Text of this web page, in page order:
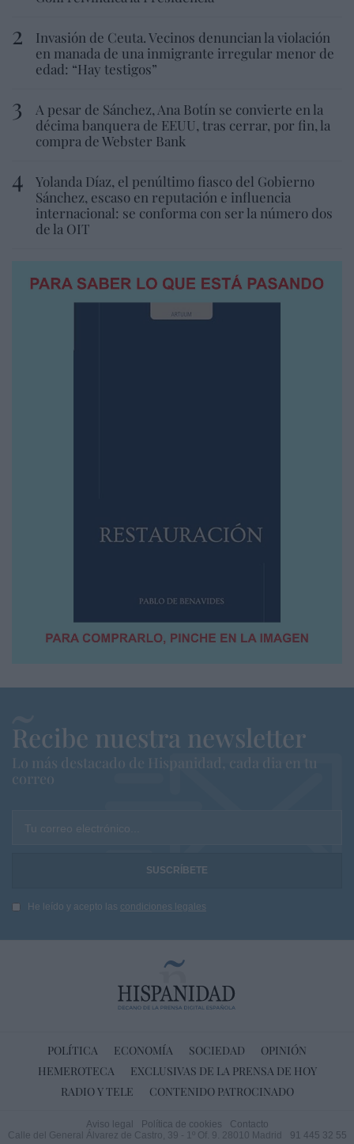
Invasión de Ceuta. Vecinos denuncian la violación
en manada de una inmigrante irregular menor de
edad: “Hay testigos”
A pesar de Sánchez, Ana Botín se convierte en la
décima banquera de EEUU, tras cerrar, por fin, la
compra de Webster Bank
Yolanda Díaz, el penúltimo fiasco del Gobierno
Sánchez, escaso en reputación e influencia
internacional: se conforma con ser la número dos
de la OIT
Recibe nuestra newsletter
Lo más destacado de Hispanidad, cada dia en tu
correo
Tu correo electrónico...
He leído y acepto las condiciones legales
POLÍTICA ECONOMÍA SOCIEDAD
OPINIÓN
HEMEROTECA
EXCLUSIVAS DE LA PRENSA DE HOY
RADIO Y TELE
CONTENIDO PATROCINADO
Aviso legal Política de cookies
Contacto
Calle del General Álvarez de Castro, 39 - 1º Of. 9. 28010 Madrid
91 445 32 55